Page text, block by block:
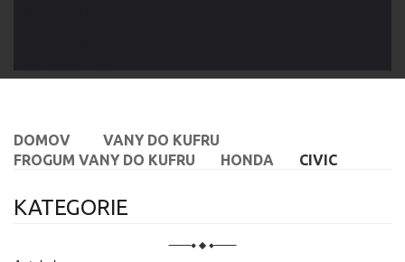
DOMOV
VANY DO KUFRU
FROGUM VANY DO KUFRU
HONDA CIVIC
KATEGORIE